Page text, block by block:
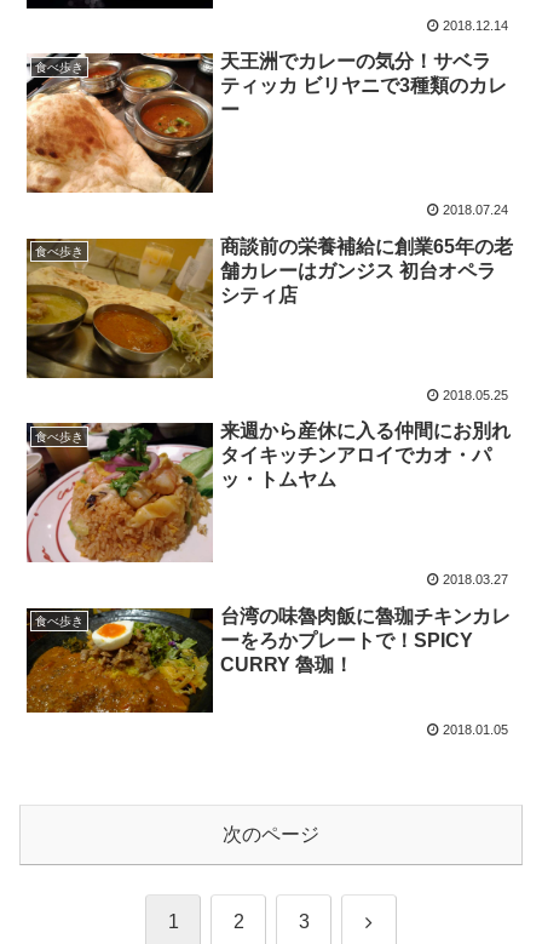
2018.12.14
食べ歩き
天王洲でカレーの気分！サベラ
ティッカ ビリヤニで3種類のカレ
ー
2018.07.24
食べ歩き
商談前の栄養補給に創業65年の老
舗カレーはガンジス 初台オペラ
シティ店
2018.05.25
食べ歩き
来週から産休に入る仲間にお別れ
タイキッチンアロイでカオ・パ
ッ・トムヤム
2018.03.27
食べ歩き
台湾の味魯肉飯に魯珈チキンカレ
ーをろかプレートで！SPICY
CURRY 魯珈！
2018.01.05
次のページ
1 2 3